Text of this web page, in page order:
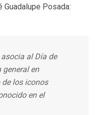
Posada:
al Día de
general en
los iconos
en el